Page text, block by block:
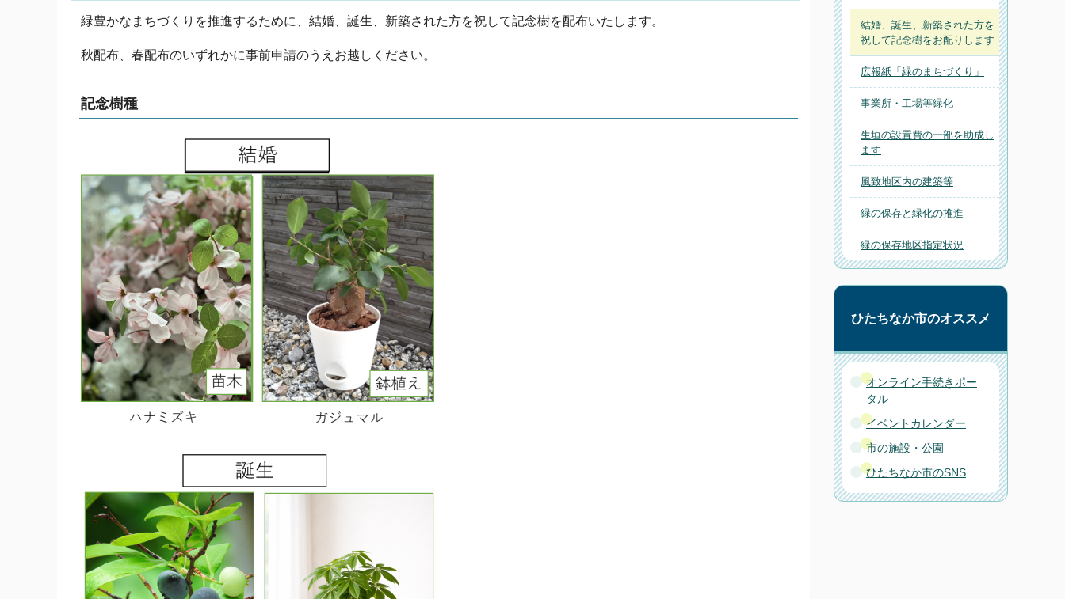
緑豊かなまちづくりを推進するために、結婚、誕生、新築された方を祝して記念樹を配布いたします。
秋配布、春配布のいずれかに事前申請のうえお越しください。
記念樹種
結婚、誕生、新築された方を
祝して記念樹をお配りします
広報紙「緑のまちづくり」
事業所・工場等緑化
生垣の設置費の一部を助成し
ます
風致地区内の建築等
緑の保存と緑化の推進
緑の保存地区指定状況
ひたちなか市のオススメ
オンライン手続きポー
タル
イベントカレンダー
市の施設・公園
ひたちなか市のSNS